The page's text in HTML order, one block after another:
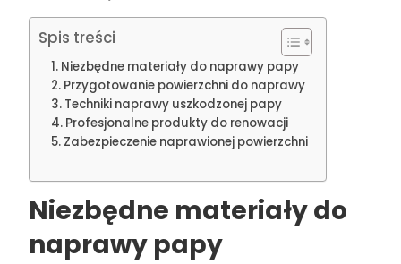
Spis treści
Niezbędne materiały do naprawy papy
Przygotowanie powierzchni do naprawy
Techniki naprawy uszkodzonej papy
Profesjonalne produkty do renowacji
Zabezpieczenie naprawionej powierzchni
Niezbędne materiały do
naprawy papy